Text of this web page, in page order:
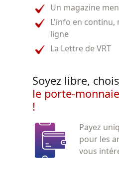
Un magazine
L'info en continu,
ligne
La Lettre de VRT
Soyez libre,
le porte-
!
Payez
pour les
vous